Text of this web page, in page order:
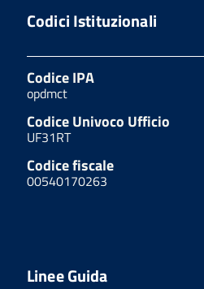
Codici Istituzionali
Codice IPA
opdmct
Codice Univoco Ufficio
UF31RT
Codice fiscale
00540170263
Linee Guida